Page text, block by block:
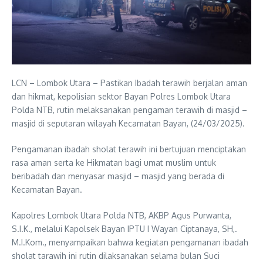
LCN – Lombok Utara – Pastikan Ibadah terawih berjalan aman
dan hikmat, kepolisian sektor Bayan Polres Lombok Utara
Polda NTB, rutin melaksanakan pengaman terawih di masjid –
masjid di seputaran wilayah Kecamatan Bayan, (24/03/2025).
Pengamanan ibadah sholat terawih ini bertujuan menciptakan
rasa aman serta ke Hikmatan bagi umat muslim untuk
beribadah dan menyasar masjid – masjid yang berada di
Kecamatan Bayan.
Kapolres Lombok Utara Polda NTB, AKBP Agus Purwanta,
S.I.K., melalui Kapolsek Bayan IPTU I Wayan Ciptanaya, SH,.
M.I.Kom., menyampaikan bahwa kegiatan pengamanan ibadah
sholat tarawih ini rutin dilaksanakan selama bulan Suci